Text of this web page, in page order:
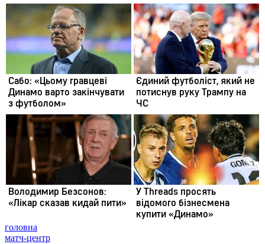
головна
матч-центр